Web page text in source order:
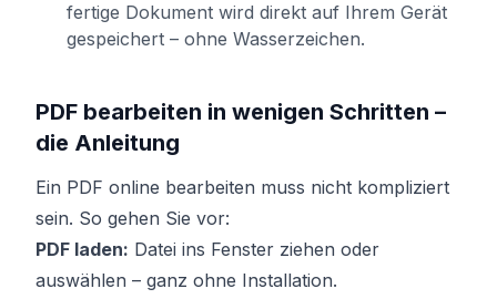
fertige Dokument wird direkt auf Ihrem Gerät
gespeichert – ohne Wasserzeichen.
PDF bearbeiten in wenigen Schritten –
die Anleitung
Ein PDF online bearbeiten muss nicht kompliziert
sein. So gehen Sie vor:
PDF laden: Datei ins Fenster ziehen oder
auswählen – ganz ohne Installation.